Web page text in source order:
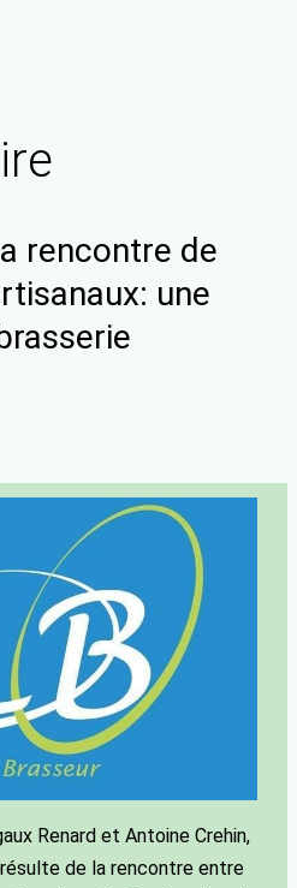
rencontre de
une
Renard et Antoine Crehin,
résulte de la rencontre entre